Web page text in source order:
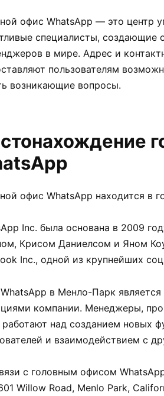
офис WhatsApp — это центр
специалисты,
в мире. Адрес и
пользователям
возникающие вопросы.
офис WhatsApp находится
Inc. была основана в 2009
Крисом Даниелсом и Яном
Inc., одной из крупнейших
в Менло-Парк
компании. Менеджеры,
работают над созданием новых
и взаимодействием с
с головным офисом
Willow Road, Menlo Park,